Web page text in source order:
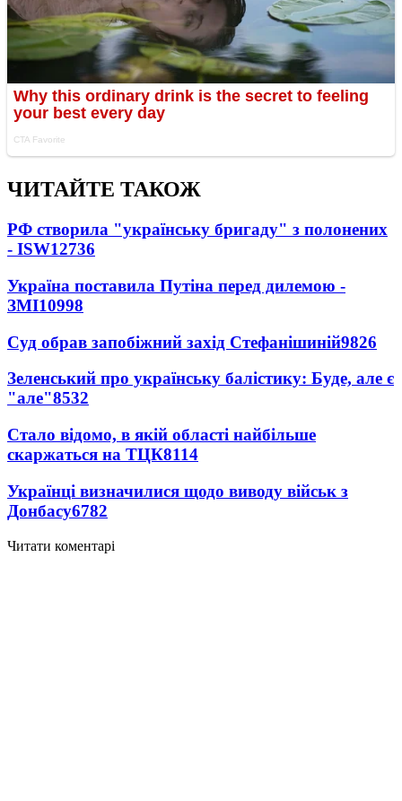
ЧИТАЙТЕ ТАКОЖ
РФ створила "українську бригаду" з полонених
- ISW12736
Україна поставила Путіна перед дилемою -
ЗМІ10998
Суд обрав запобіжний захід Стефанішиній9826
Зеленський про українську балістику: Буде, але є
"але"8532
Стало відомо, в якій області найбільше
скаржаться на ТЦК8114
Українці визначилися щодо виводу військ з
Донбасу6782
Читати коментарі